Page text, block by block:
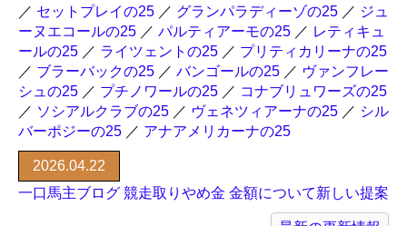
／ セットプレイの25 ／ グランパラディーゾの25 ／ ジュ
ーヌエコールの25 ／ パルティアーモの25 ／ レティキュ
ールの25 ／ ライツェントの25 ／ プリティカリーナの25
／ ブラーバックの25 ／ バンゴールの25 ／ ヴァンフレー
シュの25 ／ プチノワールの25 ／ コナブリュワーズの25
／ ソシアルクラブの25 ／ ヴェネツィアーナの25 ／ シル
バーポジーの25 ／ アナアメリカーナの25
2026.04.22
一口馬主ブログ 競走取りやめ金 金額について新しい提案